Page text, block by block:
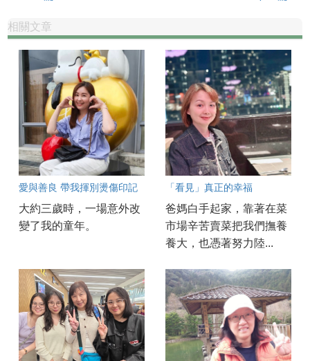
相關文章
愛與善良 帶我揮別燙傷印記
大約三歲時，一場意外改
變了我的童年。
「看見」真正的幸福
爸媽白手起家，靠著在菜
市場辛苦賣菜把我們撫養
養大，也憑著努力陸...